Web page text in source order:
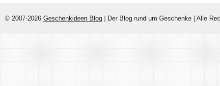
© 2007-2026 Geschenkideen Blog | Der Blog rund um Geschenke | Alle